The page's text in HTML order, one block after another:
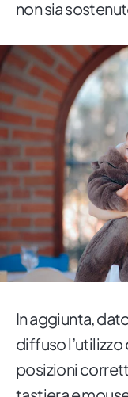
non sia
In aggiunta,
diffuso
posizioni